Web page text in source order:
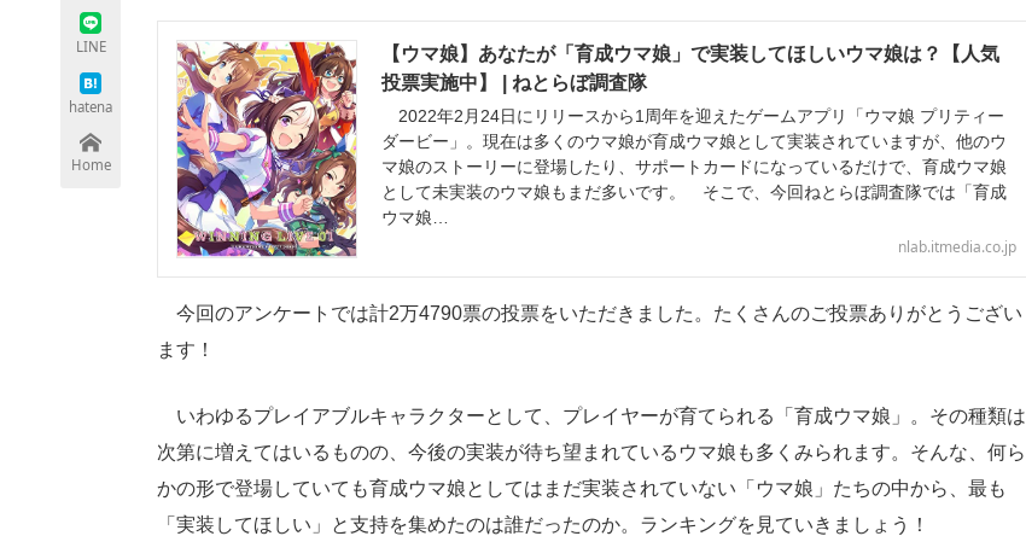
LINE
hatena
Home
【ウマ娘】あなたが「育成ウマ娘」で実装してほしいウマ娘は？【人気
投票実施中】 | ねとらぼ調査隊
2022年2月24日にリリースから1周年を迎えたゲームアプリ「ウマ娘 プリティー
ダービー」。現在は多くのウマ娘が育成ウマ娘として実装されていますが、他のウ
マ娘のストーリーに登場したり、サポートカードになっているだけで、育成ウマ娘
として未実装のウマ娘もまだ多いです。 そこで、今回ねとらぼ調査隊では「育成
ウマ娘…
nlab.itmedia.co.jp
今回のアンケートでは計2万4790票の投票をいただきました。たくさんのご投票ありがとうござい
ます！
いわゆるプレイアブルキャラクターとして、プレイヤーが育てられる「育成ウマ娘」。その種類は
次第に増えてはいるものの、今後の実装が待ち望まれているウマ娘も多くみられます。そんな、何ら
かの形で登場していても育成ウマ娘としてはまだ実装されていない「ウマ娘」たちの中から、最も
「実装してほしい」と支持を集めたのは誰だったのか。ランキングを見ていきましょう！